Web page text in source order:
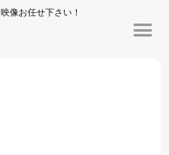
像お任せ下さい！